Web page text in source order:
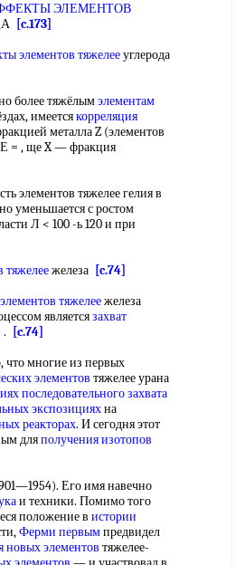
ЭЛЕМЕНТОВ
[c.173]
элементов тяжелееуглерода
более тяжёлымэлементам
имеетсякорреляция
металла Z (элементов
Е = , ще X — фракция
элементов тяжелее гелия в
уменьшается с ростом
Л < 100 -ь 120 и при
тяжелеежелеза [c.74]
тяжелеежелеза
являетсязахват
[c.74]
многие из первых
элементов тяжелее урана
последовательногозахвата
экспозицияхна
реакторах. И сегодня этот
дляполучения изотопов
Его имя навечно
и техники. Помимо того
положение в истории
Ферми первымпредвидел
новых элементов тяжелее-